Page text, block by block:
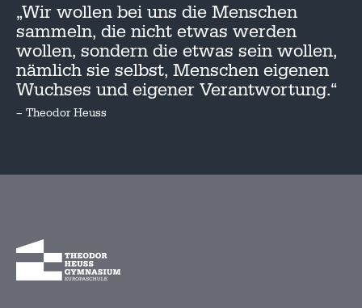
„Wir wollen bei uns die Menschen
sammeln, die nicht etwas werden
wollen, sondern die etwas sein wollen,
nämlich sie selbst, Menschen eigenen
Wuchses und eigener Verantwortung.“
– Theodor Heuss